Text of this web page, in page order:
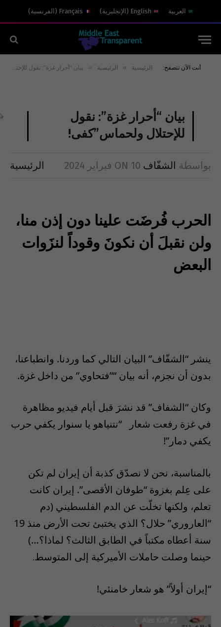
العربية English
( الإنجليزية)
Français
( الفرنسية)
أنت الآن تتصفح: الرئيسية » الرئيسية » بيان “أحرار غزة”: نقول للإحتلال ولحماس”كفى!
بيان “أحرار غزة”: نقول
للإحتلال ولحماس”كفى!
بواسطة الشفّاف ON 10 فبراير 2024 الرئيسية
الحرب فُرضَت علينا دون إذن منا،
ولن نقبلَ أن نكونَ وقوداً لنزَوات
البعض
ينشر “الشفّاف” البيان التالي كما وردنا. وانطباعنا،
بدون أن نجزم، أنه بيان “”فتحاوي” من داخل غزة.
وكان “الشفاف” قد نشرَ قبل أيام فيديو مظاهرة
في غزة رفعت شعار “نتنياهو يا سنوار يكفي حرب
يكفي دمار ”!
بالمناسبة، نحن لا نصدّق كذبة أن إيران لم تكن
على عِلم بغزوة “طوفان الأقصى”. إيران كانت
تعلم، ولكنها تخلّت عن الدم الفلسطيني (دم
“العاروري” حلال؟ الذي يختبئ تحت الأرض منذ 19
سنة أعطاه مكتباً في الطابق الثالث؟ لماذا؟…)
حينما وصلت حاملات الأميركية إلى المتوسط.
“إيران أولاً” هو شعار خامنئي!